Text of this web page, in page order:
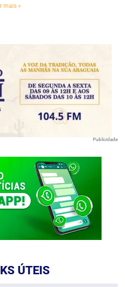
mais »
Publicidade
ÚTEIS